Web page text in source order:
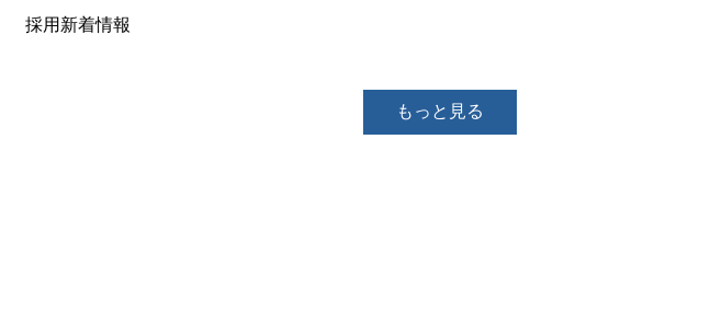
採用新着情報
もっと見る